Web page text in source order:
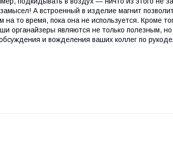
А встроенный в изделие магнит
то время, пока она не используется. Кроме
органайзеры являются не только полезным,
и вожделения ваших коллег по